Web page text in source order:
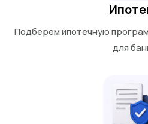
Подберем ипотечную
для